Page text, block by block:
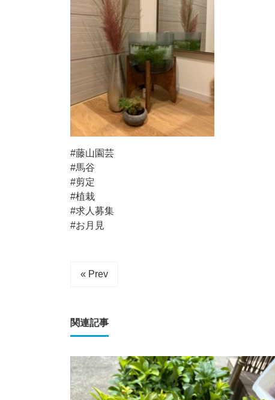
#藤山園芸
#馬谷
#剪定
#植栽
#求人募集
#お月見
« Prev
関連記事